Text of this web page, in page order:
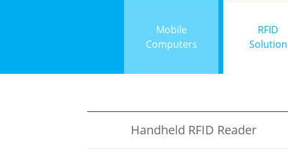
Mobile
Computers
RFID
Solution
Handheld RFID Reader